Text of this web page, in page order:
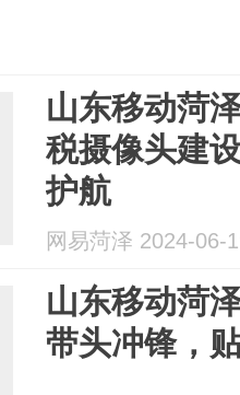
山东移动菏
税摄像头建
护航
网易菏泽 2024-06-
山东移动菏
带头冲锋，